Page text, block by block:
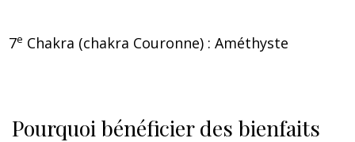
7e Chakra (chakra Couronne) : Améthyste
Pourquoi bénéficier des bienfaits